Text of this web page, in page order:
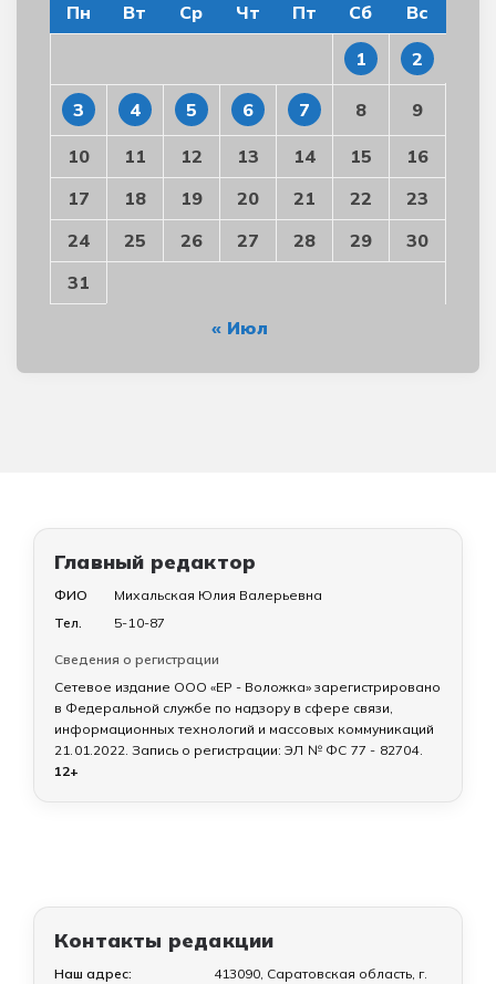
Пн Вт Ср Чт Пт Сб Вс
1 2
3 4 5 6 7 8 9
10 11 12 13 14 15
16
17
18 19 20 21 22
23
24
25 26 27 28 29
30
31
« Июл
Главный редактор
ФИО
Михальская Юлия Валерьевна
Тел.
5-10-87
Сведения о регистрации
Сетевое издание ООО «ЕР - Воложка» зарегистрировано
в Федеральной службе по надзору в сфере связи,
информационных технологий и массовых коммуникаций
21.01.2022. Запись о регистрации: ЭЛ № ФС 77 - 82704.
12+
Контакты редакции
Наш адрес:
413090, Саратовская область, г.